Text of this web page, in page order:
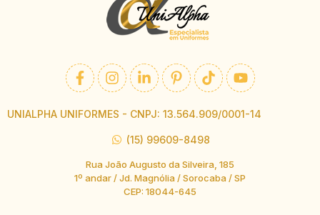
UNIALPHA UNIFORMES - CNPJ: 13.564.909/0001-14
(15) 99609-8498
Rua João Augusto da Silveira, 185
1º andar / Jd. Magnólia / Sorocaba / SP
CEP: 18044-645